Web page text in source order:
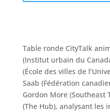
Table ronde CityTalk
(Institut urbain du
(École des villes de
Saab (Fédération
Gordon More (Southeast
(The Hub), analysant les